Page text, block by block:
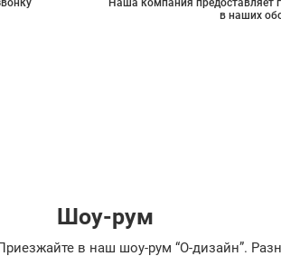
Наша компания предоставляет
в наших
Шоу-рум
в наш шоу-рум “О-дизайн”.